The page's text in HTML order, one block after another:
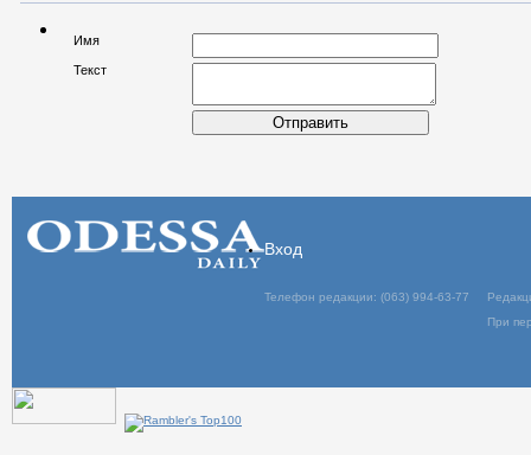
Имя
Текст
Отправить
Вход
Телефон редакции: (063) 994-63-77
При